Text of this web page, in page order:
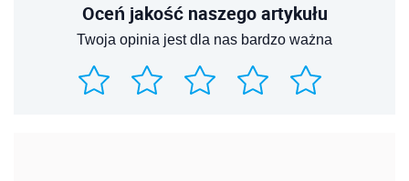
Oceń jakość naszego artykułu
Twoja opinia jest dla nas bardzo ważna